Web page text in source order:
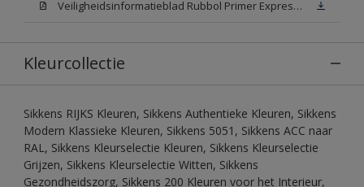
Veiligheidsinformatieblad Rubbol Primer Express N00 (MSDS)
Kleurcollectie
Sikkens RIJKS Kleuren, Sikkens Authentieke Kleuren, Sikkens
Modern Klassieke Kleuren, Sikkens 5051, Sikkens ACC naar
RAL, Sikkens Kleurselectie Kleuren, Sikkens Kleurselectie
Grijzen, Sikkens Kleurselectie Witten, Sikkens
Gezondheidszorg, Sikkens 200 Kleuren voor het Interieur,